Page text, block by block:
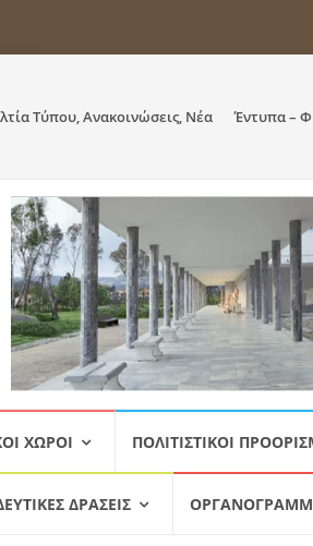
Τύπου, Ανακοινώσεις, Νέα Έντυπα –
ΧΏΡΟΙ ΠΟΛΙΤΙΣΤΙΚΟΊ
ΔΡΆΣΕΙΣ